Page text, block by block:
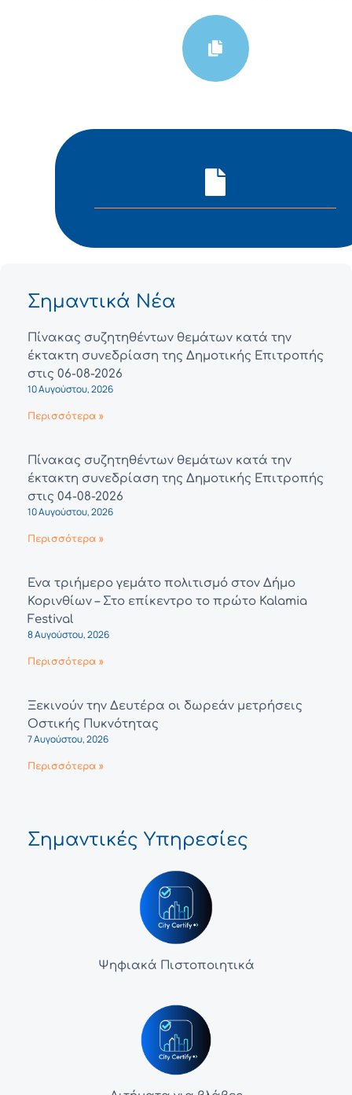
Σημαντικά Νέα
Πίνακας συζητηθέντων θεμάτων κατά την
έκτακτη συνεδρίαση της Δημοτικής Επιτροπής
στις 06-08-2026
10 Αυγούστου, 2026
Περισσότερα »
Πίνακας συζητηθέντων θεμάτων κατά την
έκτακτη συνεδρίαση της Δημοτικής Επιτροπής
στις 04-08-2026
10 Αυγούστου, 2026
Περισσότερα »
Ένα τριήμερο γεμάτο πολιτισμό στον Δήμο
Κορινθίων – Στο επίκεντρο το πρώτο Kalamia
Festival
8 Αυγούστου, 2026
Περισσότερα »
Ξεκινούν την Δευτέρα οι δωρεάν μετρήσεις
Οστικής Πυκνότητας
7 Αυγούστου, 2026
Περισσότερα »
Σημαντικές Υπηρεσίες
Ψηφιακά Πιστοποιητικά